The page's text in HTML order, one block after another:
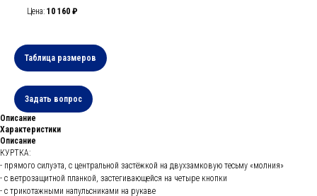
Цена: 10 160 ₽
Таблица размеров
Задать вопрос
Описание
Характеристики
Описание
КУРТКА:
- прямого силуэта, с центральной застёжкой на двухзамковую тесьму «молния»
- с ветрозащитной планкой, застегивающейся на четыре кнопки
- с трикотажными напульсниками на рукаве